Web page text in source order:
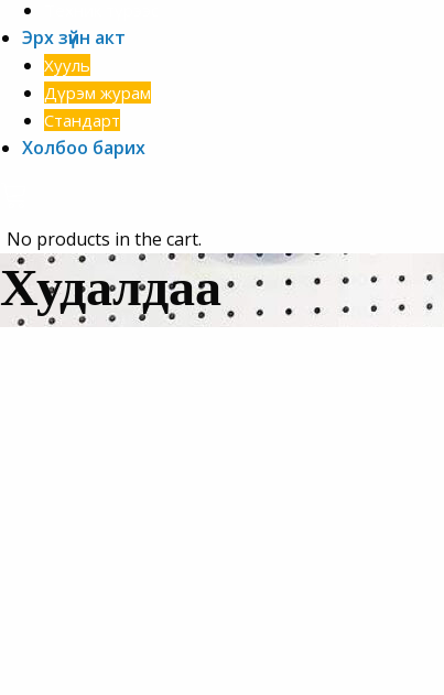
Эрх зүйн акт
Хууль
Дүрэм журам
Стандарт
Холбоо барих
No products in the cart.
Худалдаа